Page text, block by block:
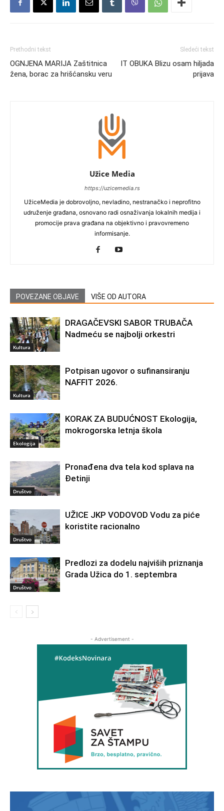
Prethodni tekst
OGNJENA MARIJA Zaštitnica
žena, borac za hrišćansku veru
Sledeći tekst
IT OBUKA Blizu osam hiljada
prijava
Užice Media
https://uzicemedia.rs
UžiceMedia je dobrovoljno, nevladino, nestranačko i neprofitno
udruženje građana, osnovano radi osnaživanja lokalnih medija i
promocije prava građana na objektivno i pravovremeno
informisanje.
POVEZANE OBJAVE VIŠE OD AUTORA
Kultura
DRAGAČEVSKI SABOR TRUBAČA
Nadmeću se najbolji orkestri
Kultura
Potpisan ugovor o sufinansiranju
NAFFIT 2026.
Ekologija
KORAK ZA BUDUĆNOST Ekologija,
mokrogorska letnja škola
Društvo
Pronađena dva tela kod splava na
Đetinji
Društvo
UŽICE JKP VODOVOD Vodu za piće
koristite racionalno
Društvo
Predlozi za dodelu najviših priznanja
Grada Užica do 1. septembra
- Advertisement -